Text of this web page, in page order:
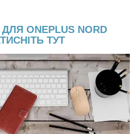
ONEPLUS NORD
ТУТ